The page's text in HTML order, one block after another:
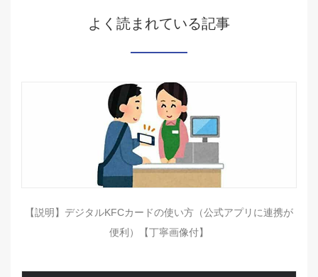
よく読まれている記事
【説明】デジタルKFCカードの使い方（公式アプリに連携が
便利）【丁寧画像付】